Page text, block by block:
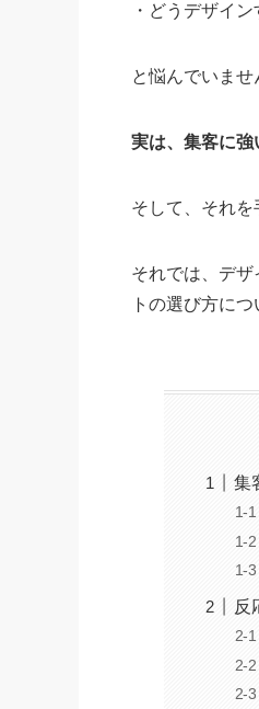
・ どうデザイ
と悩んでいませ
実は、集客に強
そして、それを
それでは、デ
トの選び方に
集
反